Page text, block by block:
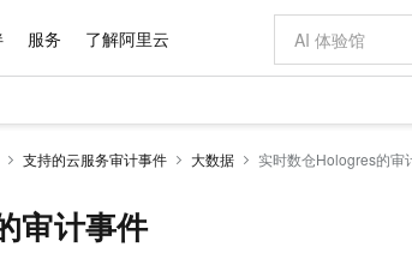
服务 了解阿里云
支持的云服务审计事件 大数据 实时数仓Hologres的审
审计事件
大模型
提供智能易用的域名与建站服务
AI 特惠
至高享 1亿+免费 tokens，加速 Al 应用落地
AI 场景体
价格计算器
自助选配和估算价格
价格优势
配置报价
数据与 API
手机三要素
基础软件
成为产品伙伴
产品生态伙伴
产品伙伴
企业增值服务
专家技术服务
阿里云认证
最佳实践
云上奥运之旅
市场活动